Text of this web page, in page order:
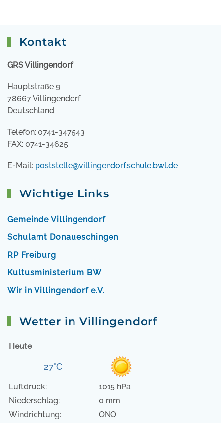
Kontakt
GRS Villingendorf
Hauptstraße 9
78667 Villingendorf
Deutschland
Telefon: 0741-347543
FAX: 0741-34625
E-Mail: poststelle@villingendorf.schule.bwl.de
Wichtige Links
Gemeinde Villingendorf
Schulamt Donaueschingen
RP Freiburg
Kultusministerium BW
Wir in Villingendorf e.V.
Wetter in Villingendorf
Heute
27°C
Luftdruck:
1015 hPa
Niederschlag:
0 mm
Windrichtung:
ONO